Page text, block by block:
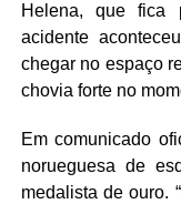
Helena, que fica
acidente
chegar no espaço
chovia forte no
Em comunicado
norueguesa de
medalista de ouro.